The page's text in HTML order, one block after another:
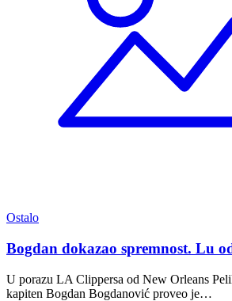
Ostalo
Bogdan dokazao spremnost. Lu
U porazu LA Clippersa od New Orleans
kapiten Bogdan Bogdanović proveo je…